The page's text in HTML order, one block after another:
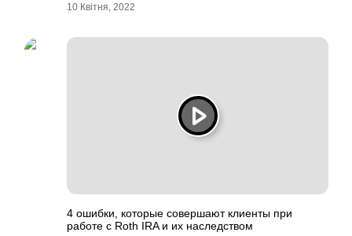
10 Квітня, 2022
4 ошибки, которые совершают клиенты при
работе с Roth IRA и их наследством